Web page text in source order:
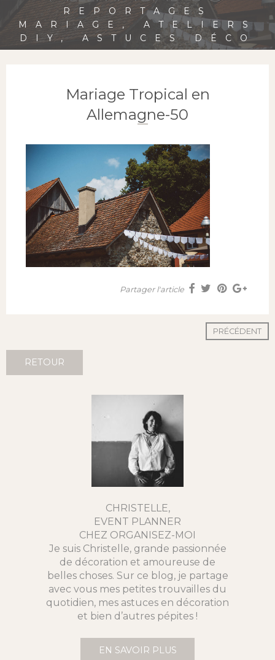
REPORTAGES
MARIAGE, ATELIERS
DIY, ASTUCES DÉCO
Mariage Tropical en
Allemagne-50
Partager l'article
PRÉCÉDENT
RETOUR
CHRISTELLE,
EVENT PLANNER
CHEZ ORGANISEZ-MOI
Je suis Christelle, grande passionnée
de décoration et amoureuse de
belles choses. Sur ce blog, je partage
avec vous mes petites trouvailles du
quotidien, mes astuces en décoration
et bien d’autres pépites !
EN SAVOIR PLUS